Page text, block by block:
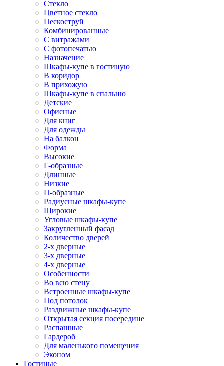
Стекло
Цветное стекло
Пескоструй
Комбинированные
С витражами
С фотопечатью
Назначение
Шкафы-купе в гостиную
В коридор
В прихожую
Шкафы-купе в спальню
Детские
Офисные
Для книг
Для одежды
На балкон
Форма
Высокие
Г-образные
Длинные
Низкие
П-образные
Радиусные шкафы-купе
Широкие
Угловые шкафы-купе
Закругленный фасад
Количество дверей
2-х дверные
3-х дверные
4-х дверные
Особенности
Во всю стену
Встроенные шкафы-купе
Под потолок
Раздвижные шкафы-купе
Открытая секция посередине
Распашные
Гардероб
Для маленького помещения
Эконом
Гостиные